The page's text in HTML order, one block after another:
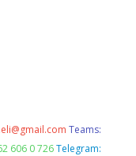
Teams:
606 0 726 Telegram: